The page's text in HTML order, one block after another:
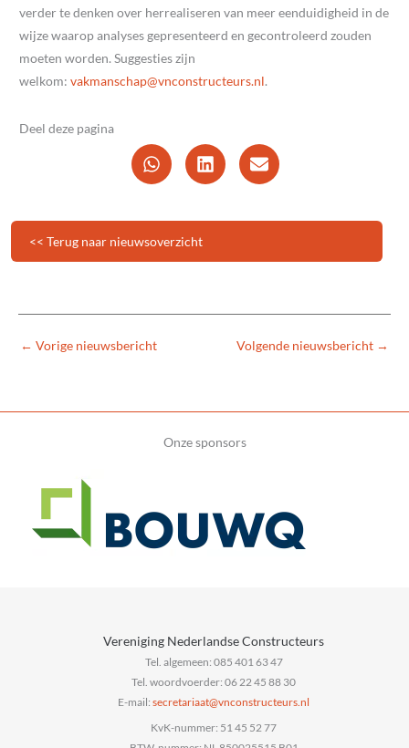
verder te denken over herrealiseren van meer eenduidigheid in de
wijze waarop analyses gepresenteerd en gecontroleerd zouden
moeten worden. Suggesties zijn
welkom:
ln.sruetcurtsnocnv
@pahcsnamkav .
Deel deze pagina
<< Terug naar nieuwsoverzicht
← Vorige nieuwsbericht Volgende nieuwsbericht →
Onze sponsors
Vereniging Nederlandse Constructeurs
Tel. algemeen: 085 401 63 47
Tel. woordvoerder: 06 22 45 88 30
E-mail:
ln.sruetcurtsnocnv
@taairaterces
KvK-nummer: 51 45 52 77